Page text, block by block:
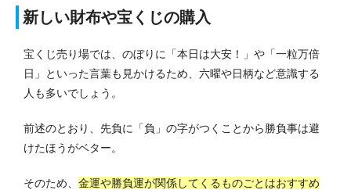
新しい財布や宝くじの購入
宝くじ売り場では、のぼりに「本日は大安！」や「一粒万倍
日」といった言葉も見かけるため、六曜や日柄など意識する
人も多いでしょう。
前述のとおり、先負に「負」の字がつくことから勝負事は避
けたほうがベター。
そのため、 金運や勝負運が関係してくるものごとはおすすめ